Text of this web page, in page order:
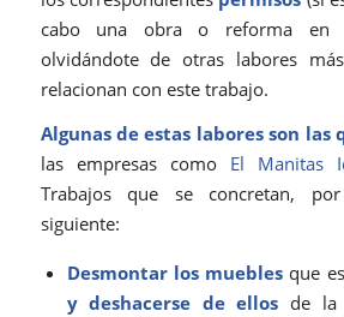
cabo una obra o reforma en
olvidándote de otras labores
relacionan con este trabajo.
Algunas de estas labores son las
las empresas comoEl Manitas
Trabajos que se concretan,
siguiente:
Desmontar los muebles que
y deshacerse de ellos de la